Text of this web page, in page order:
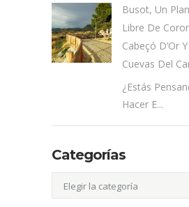
Busot, Un
Libre De
Cabeçó D’Or
Cuevas Del
¿Estás
Hacer E...
Categorías
Categorías